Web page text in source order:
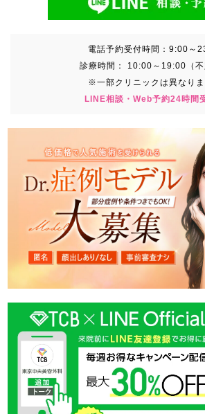
電話予約受付時間： 9:00～
診療時間：
10:00～19:00（不
※一部クリニックは異なりま
LINE相談・Web予約24時間